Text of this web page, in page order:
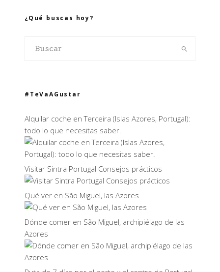
¿Qué buscas hoy?
#TeVaAGustar
Alquilar coche en Terceira (Islas Azores, Portugal):
todo lo que necesitas saber.
Visitar Sintra Portugal Consejos prácticos
Qué ver en São Miguel, las Azores
Dónde comer en São Miguel, archipiélago de las
Azores